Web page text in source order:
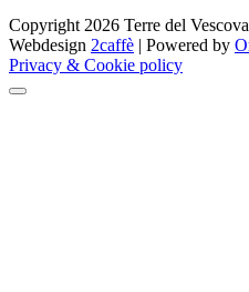
Copyright 2026 Terre del
Webdesign 2caffè | Powered by
Privacy & Cookie policy